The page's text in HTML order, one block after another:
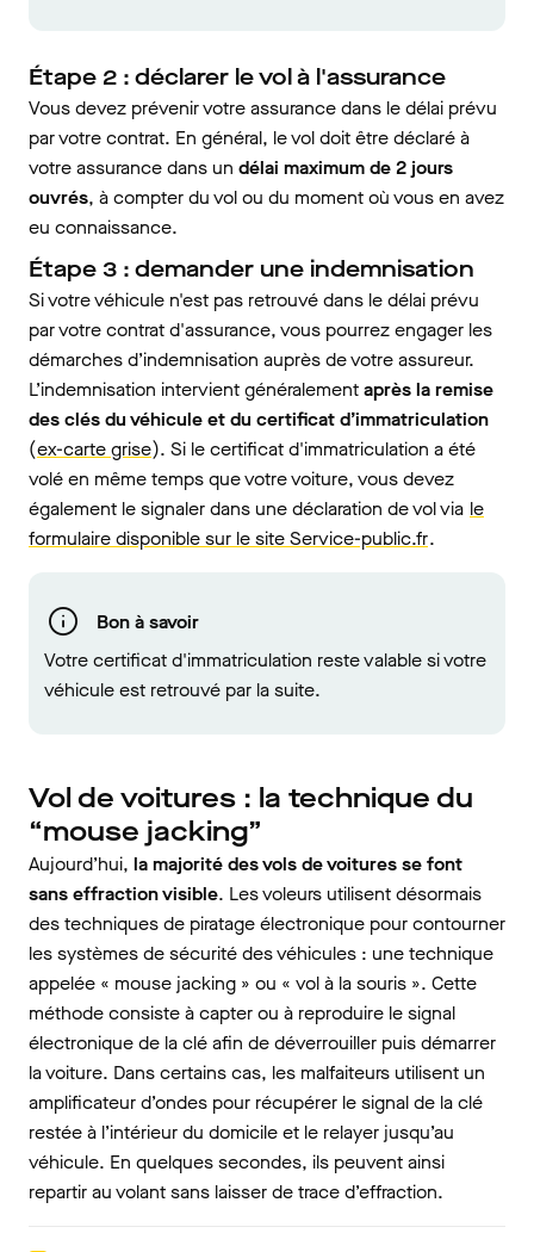
Étape 2 : déclarer le vol à l'assurance
Vous devez prévenir votre assurance dans le délai prévu
par votre contrat. En général, le vol doit être déclaré à
votre assurance dans un délai maximum de 2 jours
ouvrés, à compter du vol ou du moment où vous en avez
eu connaissance.
Étape 3 : demander une indemnisation
Si votre véhicule n'est pas retrouvé dans le délai prévu
par votre contrat d'assurance, vous pourrez engager les
démarches d’indemnisation auprès de votre assureur.
L’indemnisation intervient généralementaprès la remise
des clés du véhicule et du certificat d’immatriculation
(ex-carte grise). Si le certificat d'immatriculation a été
volé en même temps que votre voiture, vous devez
également le signaler dans une déclaration de vol via le
formulaire disponible sur le site Service-public.fr.
Bon à savoir
Votre certificat d'immatriculation reste valable si votre
véhicule est retrouvé par la suite.
Vol de voitures : la technique du
“mouse jacking”
Aujourd’hui, la majorité des vols de voitures se font
sans effraction visible. Les voleurs utilisent désormais
des techniques de piratage électronique pour contourner
les systèmes de sécurité des véhicules : une technique
appelée « mouse jacking » ou « vol à la souris ». Cette
méthode consiste à capter ou à reproduire le signal
électronique de la clé afin de déverrouiller puis démarrer
la voiture. Dans certains cas, les malfaiteurs utilisent un
amplificateur d’ondes pour récupérer le signal de la clé
restée à l’intérieur du domicile et le relayer jusqu’au
véhicule. En quelques secondes, ils peuvent ainsi
repartir au volant sans laisser de trace d’effraction.